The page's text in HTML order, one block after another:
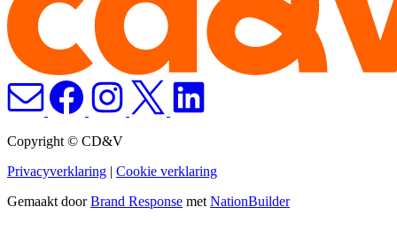
Copyright © CD&V
Privacyverklaring | Cookie verklaring
Gemaakt doorBrand Response met NationBuilder